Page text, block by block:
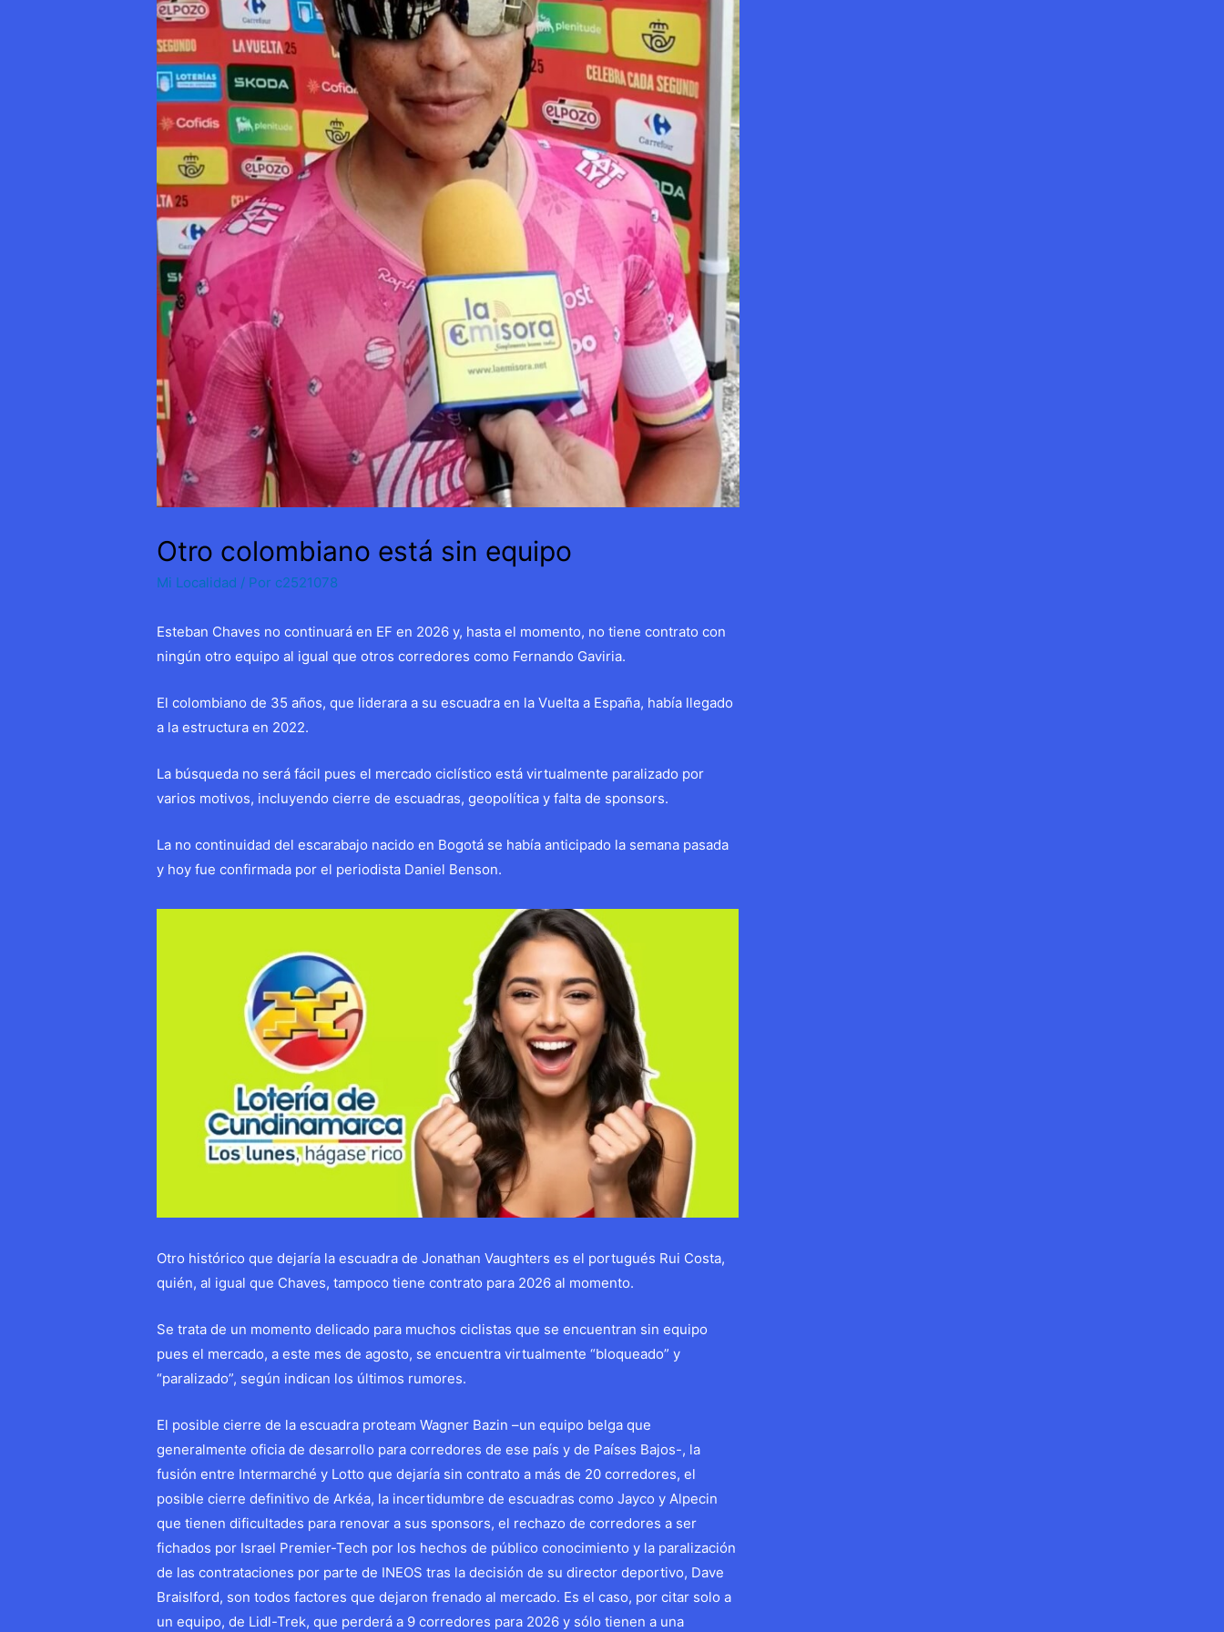
Otro colombiano está sin equipo
Mi Localidad / Por c2521078
Esteban Chaves no continuará en EF en 2026 y, hasta el momento, no tiene contrato con
ningún otro equipo al igual que otros corredores como Fernando Gaviria.
El colombiano de 35 años, que liderara a su escuadra en la Vuelta a España, había llegado
a la estructura en 2022.
La búsqueda no será fácil pues el mercado ciclístico está virtualmente paralizado por
varios motivos, incluyendo cierre de escuadras, geopolítica y falta de sponsors.
La no continuidad del escarabajo nacido en Bogotá se había anticipado la semana pasada
y hoy fue confirmada por el periodista Daniel Benson.
Otro histórico que dejaría la escuadra de Jonathan Vaughters es el portugués Rui Costa,
quién, al igual que Chaves, tampoco tiene contrato para 2026 al momento.
Se trata de un momento delicado para muchos ciclistas que se encuentran sin equipo
pues el mercado, a este mes de agosto, se encuentra virtualmente “bloqueado” y
“paralizado”, según indican los últimos rumores.
El posible cierre de la escuadra proteam Wagner Bazin –un equipo belga que
generalmente oficia de desarrollo para corredores de ese país y de Países Bajos-, la
fusión entre Intermarché y Lotto que dejaría sin contrato a más de 20 corredores, el
posible cierre definitivo de Arkéa, la incertidumbre de escuadras como Jayco y Alpecin
que tienen dificultades para renovar a sus sponsors, el rechazo de corredores a ser
fichados por Israel Premier-Tech por los hechos de público conocimiento y la paralización
de las contrataciones por parte de INEOS tras la decisión de su director deportivo, Dave
Braislford, son todos factores que dejaron frenado al mercado. Es el caso, por citar solo a
un equipo, de Lidl-Trek, que perderá a 9 corredores para 2026 y sólo tienen a una